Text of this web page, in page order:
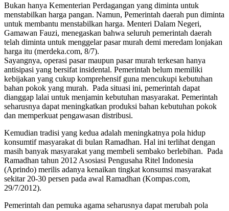
Bukan hanya Kementerian Perdagangan yang diminta untuk
menstabilkan harga pangan. Namun, Pemerintah daerah pun diminta
untuk membantu menstabilkan harga. Menteri Dalam Negeri,
Gamawan Fauzi, menegaskan bahwa seluruh pemerintah daerah
telah diminta untuk menggelar pasar murah demi meredam lonjakan
harga itu (merdeka.com, 8/7).
Sayangnya, operasi pasar maupun pasar murah terkesan hanya
antisipasi yang bersifat insidental. Pemerintah belum memiliki
kebijakan yang cukup komprehensif guna mencukupi kebutuhan
bahan pokok yang murah. Pada situasi ini, pemerintah dapat
dianggap lalai untuk menjamin kebutuhan masyarakat. Pemerintah
seharusnya dapat meningkatkan produksi bahan kebutuhan pokok
dan memperkuat pengawasan distribusi.
Kemudian tradisi yang kedua adalah meningkatnya pola hidup
konsumtif masyarakat di bulan Ramadhan. Hal ini terlihat dengan
masih banyak masyarakat yang membeli sembako berlebihan. Pada
Ramadhan tahun 2012 Asosiasi Pengusaha Ritel Indonesia
(Aprindo) merilis adanya kenaikan tingkat konsumsi masyarakat
sekitar 20-30 persen pada awal Ramadhan (Kompas.com,
29/7/2012).
Pemerintah dan pemuka agama seharusnya dapat merubah pola